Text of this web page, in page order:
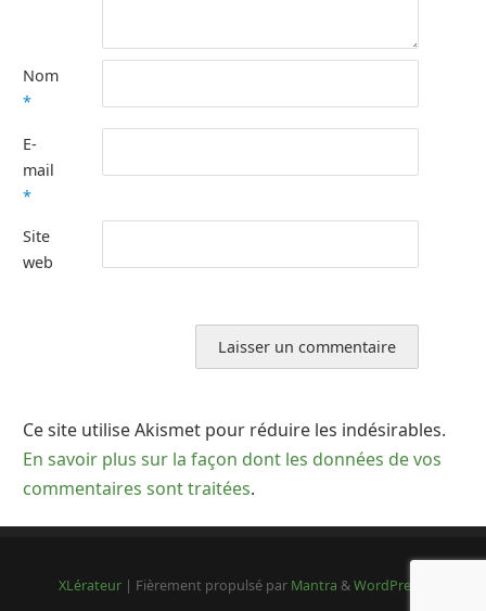
Nom
*
E-
mail
*
Site
web
Ce site utilise Akismet pour réduire les indésirables.
En savoir plus sur la façon dont les données de vos
commentaires sont traitées.
XLérateur | Fièrement propulsé par Mantra &WordPress.